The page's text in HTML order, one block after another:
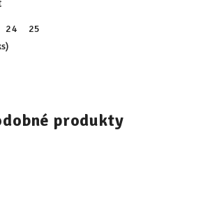
24 25
produkty